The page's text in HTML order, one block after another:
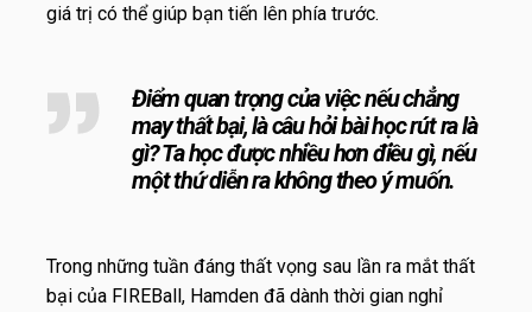
giá trị có thể giúp bạn tiến lên phía trước.
Điểm quan trọng của việc nếu chẳng
may thất bại, là câu hỏi bài học rút ra là
gì? Ta học được nhiều hơn điều gì, nếu
một thứ diễn ra không theo ý muốn.
Trong những tuần đáng thất vọng sau lần ra mắt thất
bại của FIREBall, Hamden đã dành thời gian nghỉ